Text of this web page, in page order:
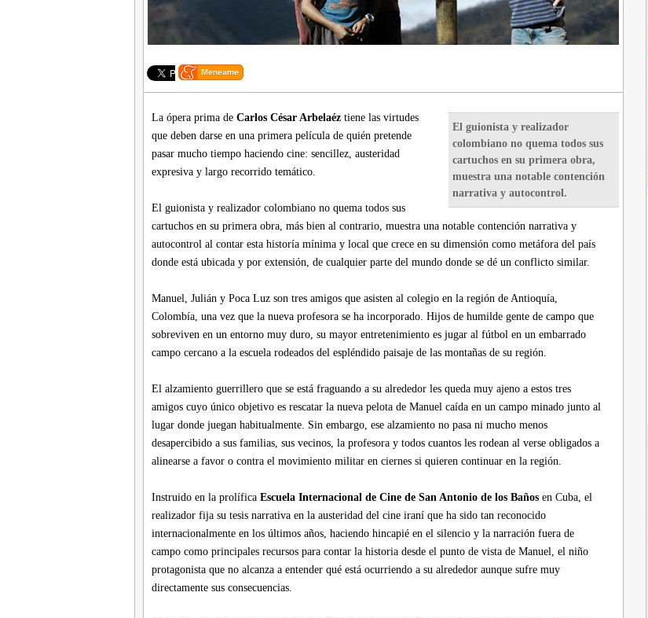
El guionista y realizador
colombiano no quema todos sus
cartuchos en su primera obra,
muestra una notable contención
narrativa y autocontrol.
La ópera prima de Carlos César Arbelaéztiene las virtudes
que deben darse en una primera película de quién pretende
pasar mucho tiempo haciendo cine: sencillez, austeridad
expresiva y largo recorrido temático.
El guionista y realizador colombiano no quema todos sus
cartuchos en su primera obra, más bien al contrario, muestra una notable contención narrativa y
autocontrol al contar esta historía mínima y local que crece en su dimensión como metáfora del país
donde está ubicada y por extensión, de cualquier parte del mundo donde se dé un conflicto similar.
Manuel, Julián y Poca Luz son tres amigos que asisten al colegio en la región de Antioquía,
Colombía, una vez que la nueva profesora se ha incorporado. Hijos de humilde gente de campo que
sobreviven en un entorno muy duro, su mayor entretenimiento es jugar al fútbol en un embarrado
campo cercano a la escuela rodeados del espléndido paisaje de las montañas de su región.
El alzamiento guerrillero que se está fraguando a su alrededor les queda muy ajeno a estos tres
amigos cuyo único objetivo es rescatar la nueva pelota de Manuel caída en un campo minado junto al
lugar donde juegan habitualmente. Sin embargo, ese alzamiento no pasa ni mucho menos
desapercibido a sus familias, sus vecinos, la profesora y todos cuantos les rodean al verse obligados a
alinearse a favor o contra el movimiento militar en ciernes si quieren continuar en la región.
Instruido en la prolífica Escuela Internacional de Cine de San Antonio de los Bañosen Cuba, el
realizador fija su tesis narrativa en la austeridad del cine iraní que ha sido tan reconocido
internacionalmente en los últimos años, haciendo hincapié en el silencio y la narración fuera de
campo como principales recursos para contar la historia desde el punto de vista de Manuel, el niño
protagonista que no alcanza a entender qué está ocurriendo a su alrededor aunque sufre muy
directamente sus consecuencias.